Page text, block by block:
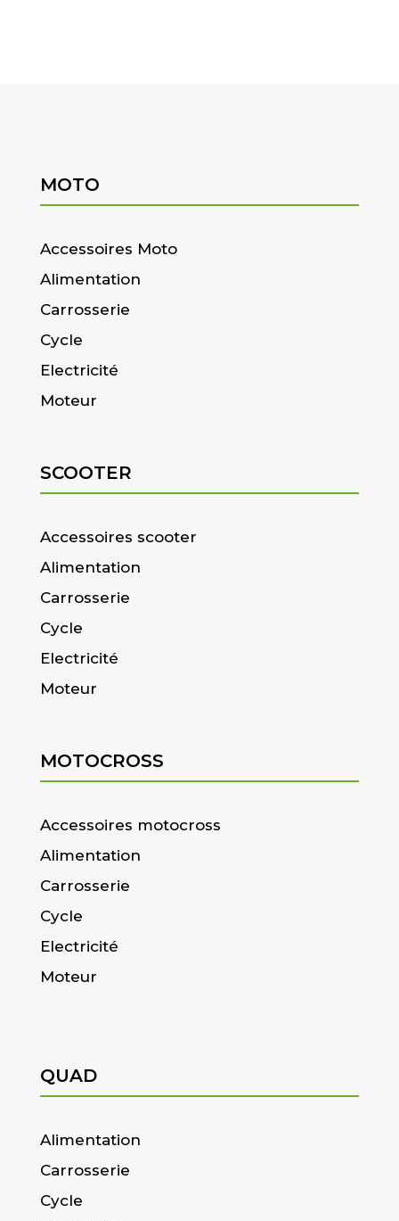
MOTO
Accessoires Moto
Alimentation
Carrosserie
Cycle
Electricité
Moteur
SCOOTER
Accessoires scooter
Alimentation
Carrosserie
Cycle
Electricité
Moteur
MOTOCROSS
Accessoires motocross
Alimentation
Carrosserie
Cycle
Electricité
Moteur
QUAD
Alimentation
Carrosserie
Cycle